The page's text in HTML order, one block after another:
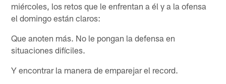
miércoles, los retos que le enfrentan a él y a la ofensa
el domingo están claros:
Que anoten más. No le pongan la defensa en
situaciones difíciles.
Y encontrar la manera de emparejar el record.